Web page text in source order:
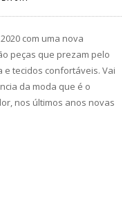
com uma nova
peças que prezam pelo
tecidos confortáveis. Vai
da moda que é o
nos últimos anos novas